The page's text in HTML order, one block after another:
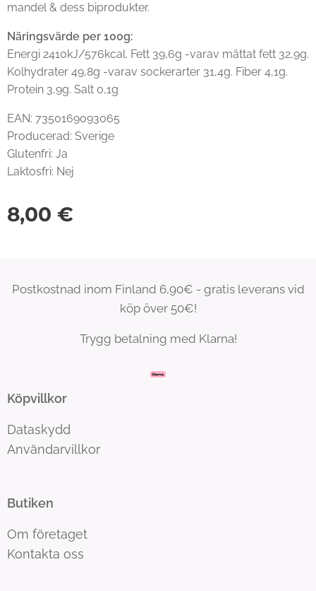
mandel & dess biprodukter.
Näringsvärde per 100g:
Energi 2410kJ/576kcal. Fett 39,6g -varav mättat fett 32,9g.
Kolhydrater 49,8g -varav sockerarter 31,4g. Fiber 4,1g.
Protein 3,9g. Salt 0,1g
EAN: 7350169093065
Producerad: Sverige
Glutenfri: Ja
Laktosfri: Nej
8,00 €
Postkostnad inom Finland 6,90€ - gratis leverans vid
köp över 50€!
Trygg betalning med Klarna!
Köpvillkor
Dataskydd
Användarvillkor
Butiken
Om företaget
Kontakta oss